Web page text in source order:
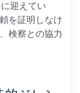
迎えてい
を証明しなけ
検察との協力